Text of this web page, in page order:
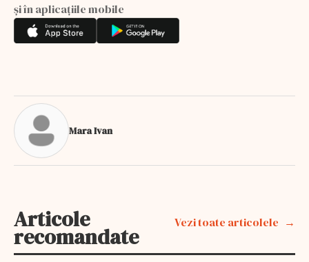
și în aplicațiile mobile
Mara Ivan
Articole
recomandate
Vezi toate articolele